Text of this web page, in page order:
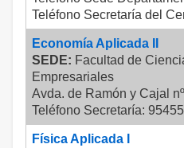
Teléfono Secretaría del
Economía Aplicada II
SEDE: Facultad de
Empresariales
Avda. de Ramón y Cajal
Teléfono Secretaría:
Física Aplicada I